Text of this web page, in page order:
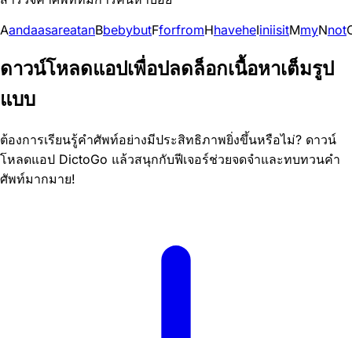
AandaasareatanBbebybutFforfromHhaveheIiniisitMmyNnot
ดาวน์โหลดแอปเพื่อปลดล็อกเนื้อหาเต็มรูป
แบบ
ต้องการเรียนรู้คำศัพท์อย่างมีประสิทธิภาพยิ่งขึ้นหรือไม่? ดาวน์
โหลดแอป DictoGo แล้วสนุกกับฟีเจอร์ช่วยจดจำและทบทวนคำ
ศัพท์มากมาย!